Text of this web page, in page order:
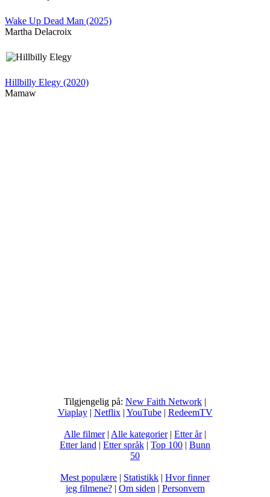
Wake Up Dead Man (2025)
Martha Delacroix
Hillbilly Elegy (2020)
Mamaw
Tilgjengelig på: New Faith Network |
Viaplay| Netflix| YouTube| RedeemTV
Alle filmer| Alle kategorier| Etter år|
Etter land | Etter språk | Top 100 | Bunn
50
Mest populære | Statistikk | Hvor finner
jeg filmene?| Om siden | Personvern